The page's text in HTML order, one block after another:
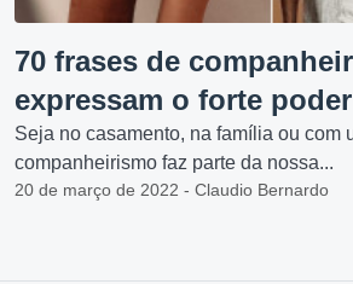
70 frases de
expressam o forte
Seja no casamento, na família ou com
companheirismo faz parte da nossa...
20 de março de 2022 - Claudio Bernardo